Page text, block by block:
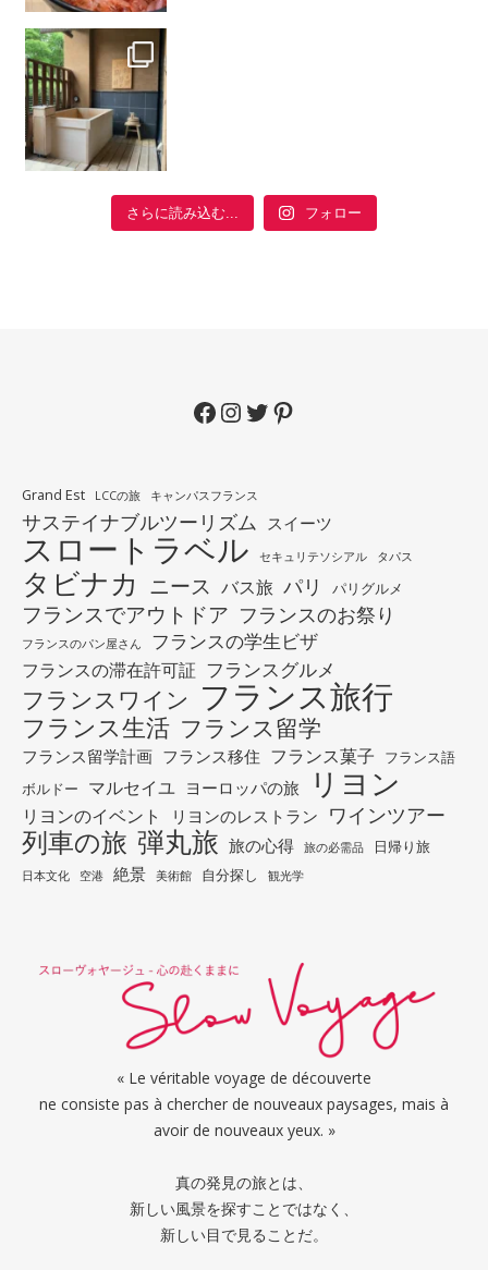
さらに読み込む... フォロー
Facebook
Instagram
Twitter
Pinterest
Grand Est LCCの旅 キャンパスフランス
サステイナブルツーリズム スイーツ
スロートラベル セキュリテソシアル タパス
タビナカ ニース バス旅 パリ パリグルメ
フランスでアウトドア フランスのお祭り
フランスのパン屋さん フランスの学生ビザ
フランスの滞在許可証 フランスグルメ
フランスワイン フランス旅行
フランス生活 フランス留学
フランス留学計画 フランス移住 フランス菓子
フランス語
ボルドー
マルセイユ ヨーロッパの旅 リヨン
リヨンのイベント リヨンのレストラン ワインツアー
列車の旅 弾丸旅 旅の心得 旅の必需品 日帰り旅
日本文化 空港 絶景 美術館 自分探し 観光学
« Le véritable voyage de découverte
ne consiste pas à chercher de nouveaux paysages, mais à
avoir de nouveaux yeux. »
真の発見の旅とは、
新しい風景を探すことではなく、
新しい目で見ることだ。